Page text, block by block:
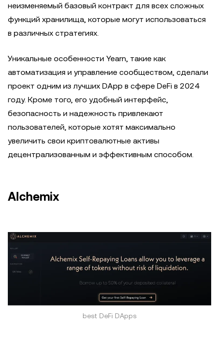
неизменяемый базовый контракт для всех сложных
функций хранилища, которые могут использоваться
в различных стратегиях.
Уникальные особенности Yearn, такие как
автоматизация и управление сообществом, сделали
проект одним из лучших DApp в сфере DeFi в 2024
году. Кроме того, его удобный интерфейс,
безопасность и надежность привлекают
пользователей, которые хотят максимально
увеличить свои криптовалютные активы
децентрализованным и эффективным способом.
Alchemix
best DeFi DApps